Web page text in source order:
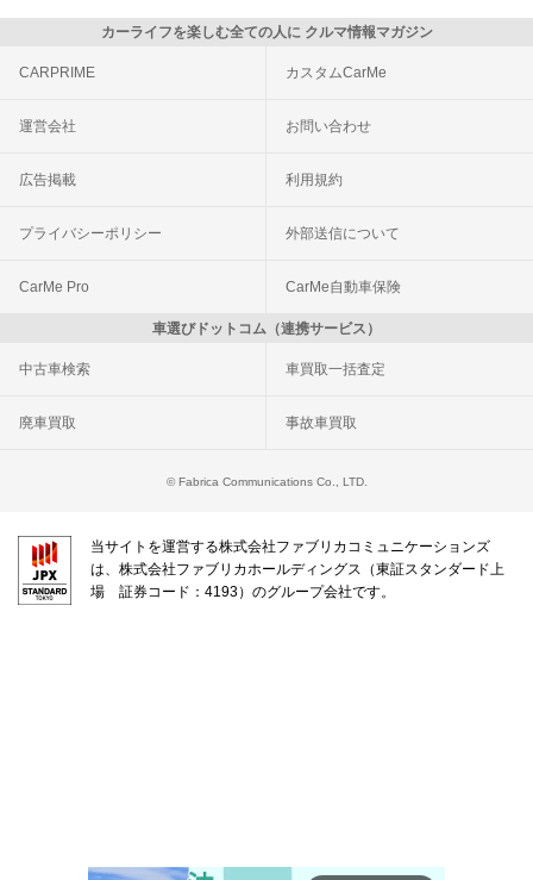
カーライフを楽しむ全ての人に クルマ情報マガジン
CARPRIME カスタムCarMe
運営会社 お問い合わせ
広告掲載 利用規約
プライバシーポリシー 外部送信について
CarMe Pro CarMe自動車保険
車選びドットコム（連携サービス）
中古車検索 車買取一括査定
廃車買取 事故車買取
© Fabrica Communications Co., LTD.
当サイトを運営する株式会社ファブリカコミュニケーションズ
は、株式会社ファブリカホールディングス（東証スタンダード上
場 証券コード：4193）のグループ会社です。